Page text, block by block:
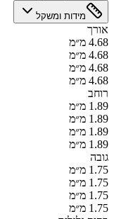
מידות ומשקל
אורך
4.68 מ״מ
4.68 מ״מ
4.68 מ״מ
4.68 מ״מ
רוחב
1.89 מ״מ
1.89 מ״מ
1.89 מ״מ
1.89 מ״מ
גובה
1.75 מ״מ
1.75 מ״מ
1.75 מ״מ
1.75 מ״מ